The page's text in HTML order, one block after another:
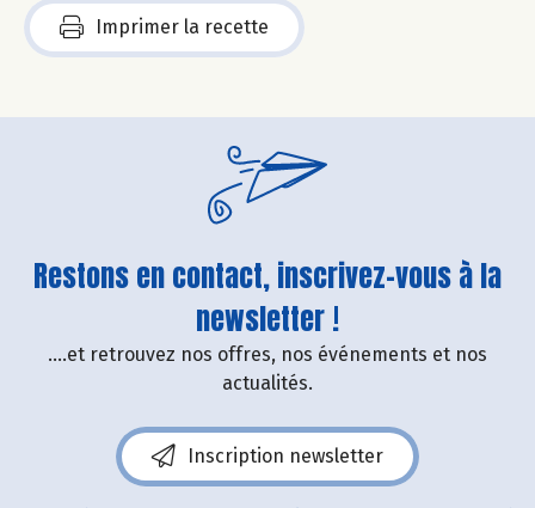
Imprimer la recette
Restons en contact, inscrivez-vous à la
newsletter !
....et retrouvez nos offres, nos événements et nos
actualités.
Inscription newsletter